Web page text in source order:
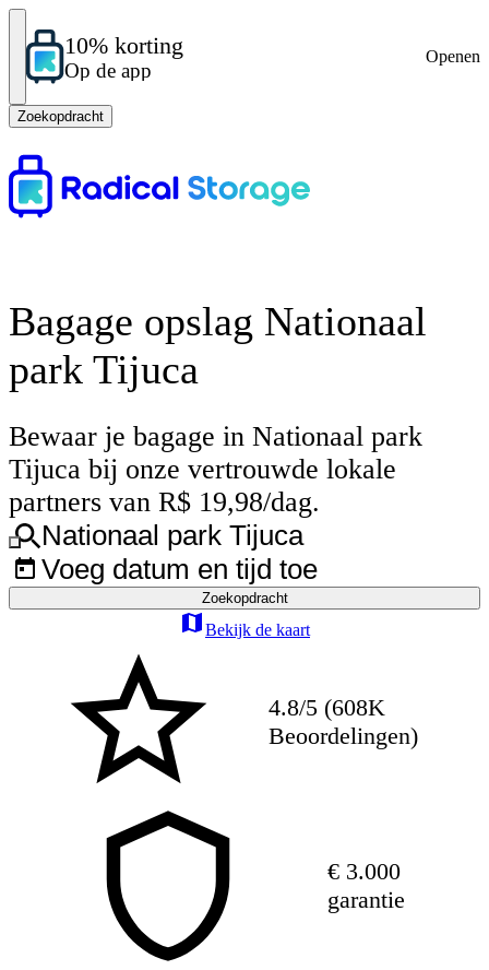
10% korting
Op de app
Openen
Zoekopdracht
Bagage opslag Nationaal
park Tijuca
Bewaar je bagage in Nationaal park
Tijuca bij onze vertrouwde lokale
partners van R$ 19,98/dag.
Nationaal park Tijuca
Voeg datum en tijd toe
Zoekopdracht
Bekijk de kaart
4.8/5 (608K
Beoordelingen)
€ 3.000
garantie